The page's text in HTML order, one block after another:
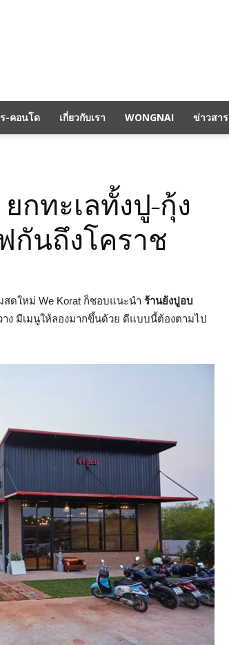
-คอนโด เกี่ยวกับเรา WONGNAI ข่าวสาร
กทะเลทั้งปู-กุ้ง
กันถึงโคราช
ดใหม่ We Korat ก็ชอบแนะนำ ร้านย้งปูอบ
ง มีเมนูให้ลองมากขึ้นด้วย ดีแบบนี้ต้องตามไป